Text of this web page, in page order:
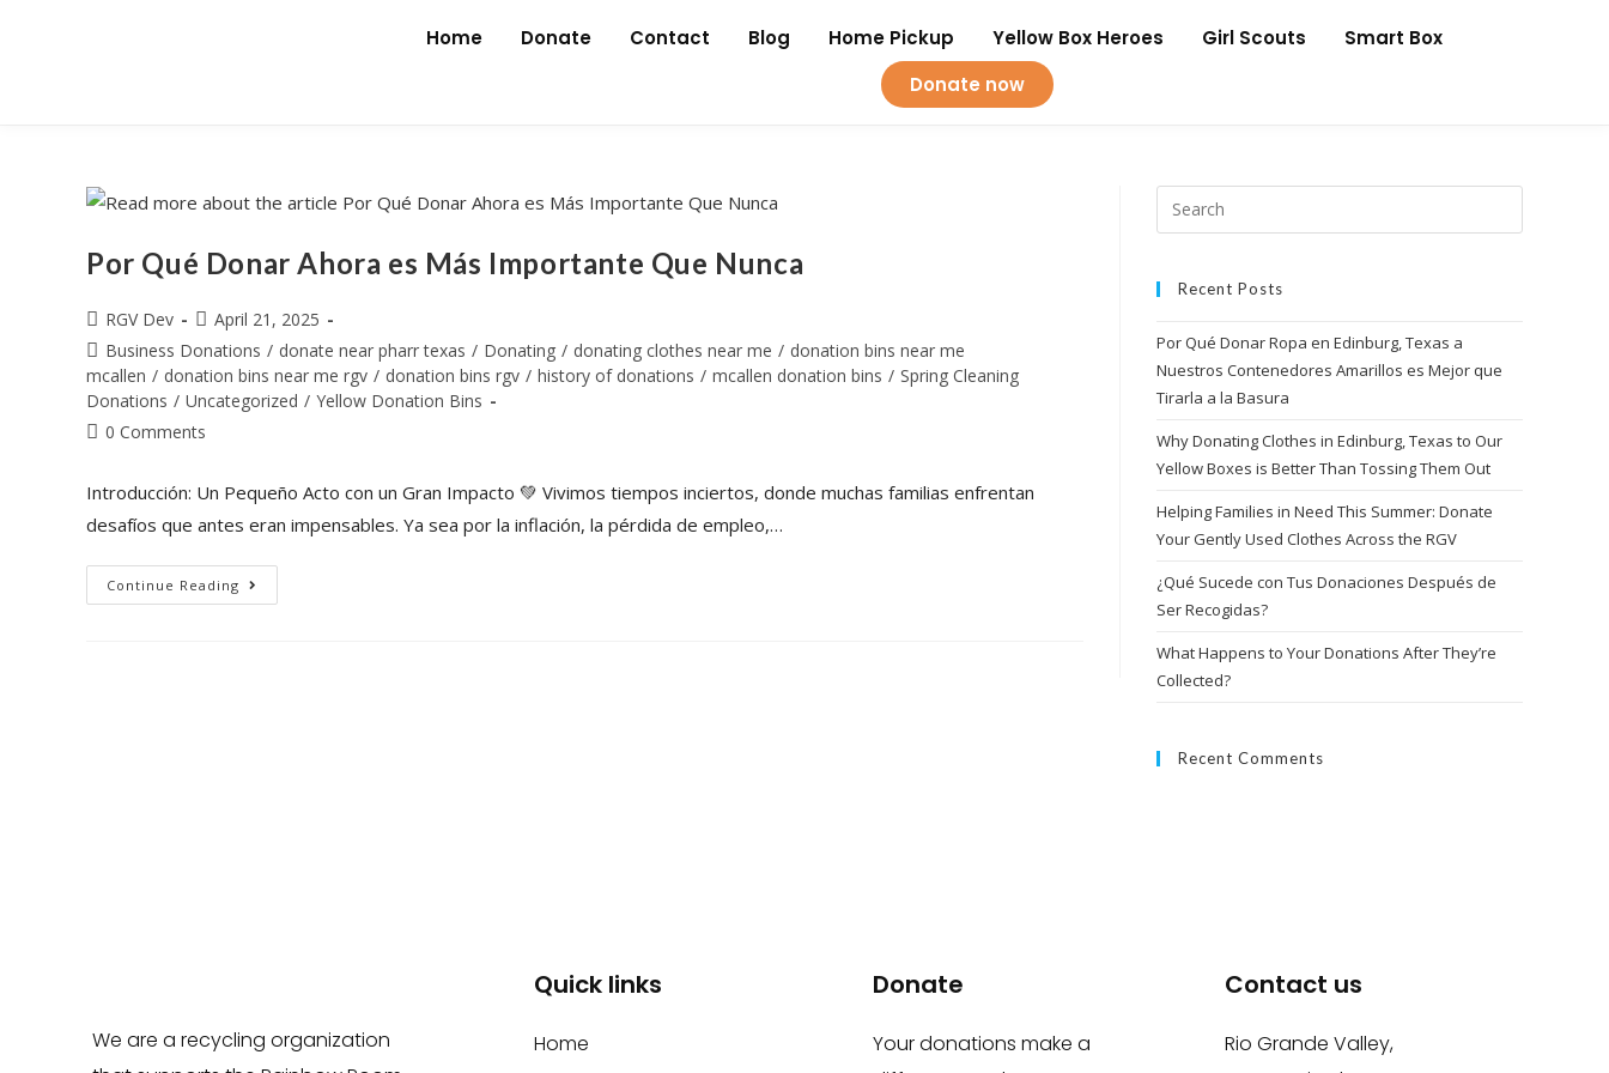
Home Donate Contact Blog Home Pickup Yellow Box Heroes Girl Scouts
Smart Box
Donate now
Por Qué Donar Ahora es Más Importante Que Nunca
RGV Dev
April 21, 2025
Business Donations / donate near pharr texas / Donating / donating clothes near me / donation bins near me
mcallen / donation bins near me rgv / donation bins rgv / history of donations / mcallen donation bins / Spring Cleaning
Donations / Uncategorized / Yellow Donation Bins
0 Comments
Introducción: Un Pequeño Acto con un Gran Impacto 💚 Vivimos tiempos inciertos, donde muchas familias enfrentan
desafíos que antes eran impensables. Ya sea por la inflación, la pérdida de empleo,…
Continue Reading
Recent Posts
Por Qué Donar Ropa en Edinburg, Texas a
Nuestros Contenedores Amarillos es Mejor que
Tirarla a la Basura
Why Donating Clothes in Edinburg, Texas to Our
Yellow Boxes is Better Than Tossing Them Out
Helping Families in Need This Summer: Donate
Your Gently Used Clothes Across the RGV
¿Qué Sucede con Tus Donaciones Después de
Ser Recogidas?
What Happens to Your Donations After They’re
Collected?
Recent Comments
We are a recycling organization
Quick links
Home
Donate
Your donations make a
Contact us
Rio Grande Valley,